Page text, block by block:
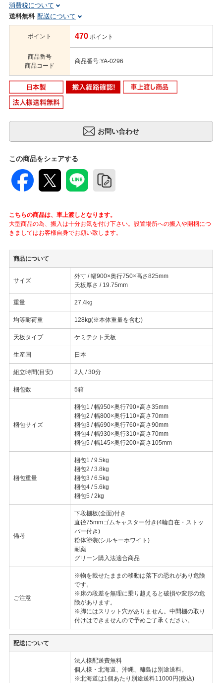
消費税について
送料無料 配送について
ポイント 470 ポイント
商品番号
商品コード
商品番号:YA-0296
この商品をシェアする
こちらの商品は、車上渡しとなります。
大型商品の為、搬入は十分お気を付け下さい。設置場所への搬入や開梱につ
きましてはお客様自身でお願い致します。
商品について
サイズ
外寸 / 幅900×奥行750×高さ825mm
天板厚さ / 19.75mm
重量 27.4kg
均等耐荷重 128kg(※本体重量を含む)
天板タイプ ケミテクト天板
生産国 日本
組立時間(目安) 2人 / 30分
梱包数 5箱
梱包サイズ
梱包1 / 幅950×奥行790×高さ35mm
梱包2 / 幅800×奥行110×高さ70mm
梱包3 / 幅690×奥行760×高さ90mm
梱包4 / 幅930×奥行310×高さ70mm
梱包5 / 幅145×奥行200×高さ105mm
梱包重量
梱包1 / 9.5kg
梱包2 / 3.8kg
梱包3 / 6.5kg
梱包4 / 5.6kg
梱包5 / 2kg
備考
下段棚板(全面)付き
直径75mmゴムキャスター付き(4輪自在・ストッ
パー付き)
粉体塗装(シルキーホワイト)
耐薬
グリーン購入法適合商品
ご注意
※物を載せたままの移動は落下の恐れがあり危険
です。
※床の段差を無理に乗り越えると破損や変形の危
険があります。
※脚にはスリット穴がありません。中間棚の取り
付けはできませんので予めご了承ください。
配送について
法人様配送費無料
個人様・北海道、沖縄、離島は別途送料。
※北海道は1個あたり別途送料11000円(税込)